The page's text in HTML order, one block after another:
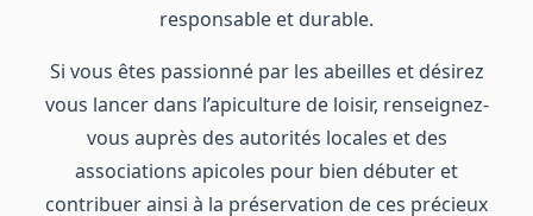
responsable et durable.
Si vous êtes passionné par les abeilles et désirez
vous lancer dans l’apiculture de loisir, renseignez-
vous auprès des autorités locales et des
associations apicoles pour bien débuter et
contribuer ainsi à la préservation de ces précieux